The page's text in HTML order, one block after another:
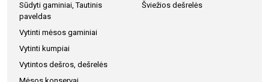
Sūdyti gaminiai, Tautinis
paveldas
Vytinti mėsos gaminiai
Vytinti kumpiai
Vytintos dešros, dešrelės
Šviežios dešrelės